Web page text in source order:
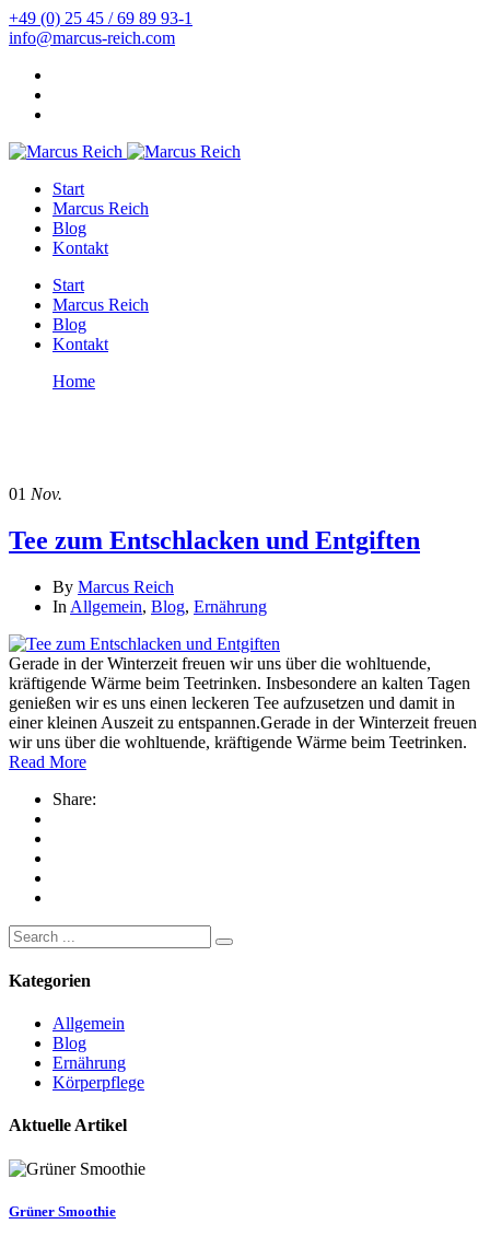
+49 (0) 25 45 / 69 89 93-1
info@marcus-reich.com
Start
Marcus Reich
Blog
Kontakt
Start
Marcus Reich
Blog
Kontakt
Home
01 Nov.
Tee zum Entschlacken und Entgiften
By Marcus Reich
In Allgemein, Blog, Ernährung
Gerade in der Winterzeit freuen wir uns über die wohltuende,
kräftigende Wärme beim Teetrinken. Insbesondere an kalten Tagen
genießen wir es uns einen leckeren Tee aufzusetzen und damit in
einer kleinen Auszeit zu entspannen.Gerade in der Winterzeit freuen
wir uns über die wohltuende, kräftigende Wärme beim Teetrinken.
Read More
Share:
Search
for:
Kategorien
Allgemein
Blog
Ernährung
Körperpflege
Aktuelle Artikel
Grüner Smoothie